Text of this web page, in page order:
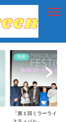
映画
「第一回横浜国際映画